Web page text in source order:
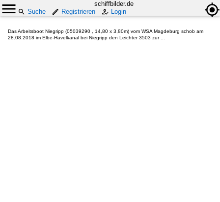
schiffbilder.de
Suche
Registrieren Login
Das Arbeitsboot Niegripp (05039290 , 14,80 x 3,80m) vom WSA Magdeburg schob am
28.08.2018 im Elbe-Havelkanal bei Niegripp den Leichter 3503 zur ...